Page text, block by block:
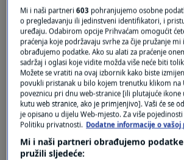
Oglas
PREGLED DANA
Pregled dana (9.4.2026.)
Mi i naši partneri603 pohranjujemo osobne
o pregledavanju ili jedinstveni identifikatori, i
uređaju. Odabirom opcije Prihvaćam omogućit
praćenja koje podržavaju svrhe za čije pružanje mi
obrađujemo podatke. Ako su alati za praćenje
sadržaj i oglasi koje vidite možda više neće biti
Možete se vratiti na ovaj izbornik kako biste
povukli pristanak u bilo kojem trenutku klikom na
poveznicu pri dnu web-stranice [ili plutajuće
kutu web stranice, ako je primjenjivo]. Vaši će se
je opisano u dijelu Web-mjesto. Za više
Politiku privatnosti. Dodatne informacije o
Mi i naši partneri obrađujemo
pružili sljedeće: